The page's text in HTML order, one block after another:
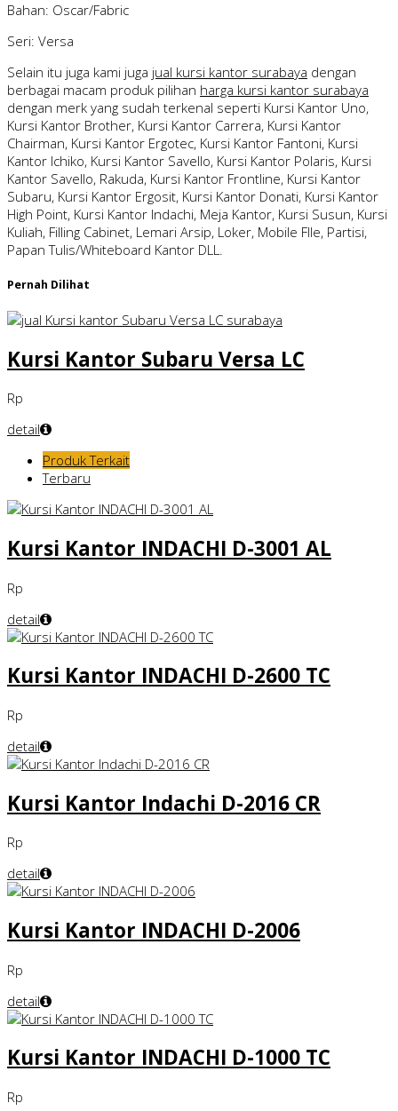
Bahan: Oscar/Fabric
Seri: Versa
Selain itu juga kami juga jual kursi kantor surabaya dengan
berbagai macam produk pilihan harga kursi kantor surabaya
dengan merk yang sudah terkenal seperti Kursi Kantor Uno,
Kursi Kantor Brother, Kursi Kantor Carrera, Kursi Kantor
Chairman, Kursi Kantor Ergotec, Kursi Kantor Fantoni, Kursi
Kantor Ichiko, Kursi Kantor Savello, Kursi Kantor Polaris, Kursi
Kantor Savello, Rakuda, Kursi Kantor Frontline, Kursi Kantor
Subaru, Kursi Kantor Ergosit, Kursi Kantor Donati, Kursi Kantor
High Point, Kursi Kantor Indachi, Meja Kantor, Kursi Susun, Kursi
Kuliah, Filling Cabinet, Lemari Arsip, Loker, Mobile FIle, Partisi,
Papan Tulis/Whiteboard Kantor DLL.
Pernah Dilihat
Kursi Kantor Subaru Versa LC
Rp
detail
Produk Terkait
Terbaru
Kursi Kantor INDACHI D-3001 AL
Rp
detail
Kursi Kantor INDACHI D-2600 TC
Rp
detail
Kursi Kantor Indachi D-2016 CR
Rp
detail
Kursi Kantor INDACHI D-2006
Rp
detail
Kursi Kantor INDACHI D-1000 TC
Rp